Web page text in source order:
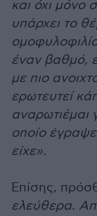
και όχι μόνο
υπάρχει το
έναν βαθμό,
με πιο
ερωτευτεί
αναρωτιέμαι
οποίο
είχε».
Επίσης,
ελεύθερα.